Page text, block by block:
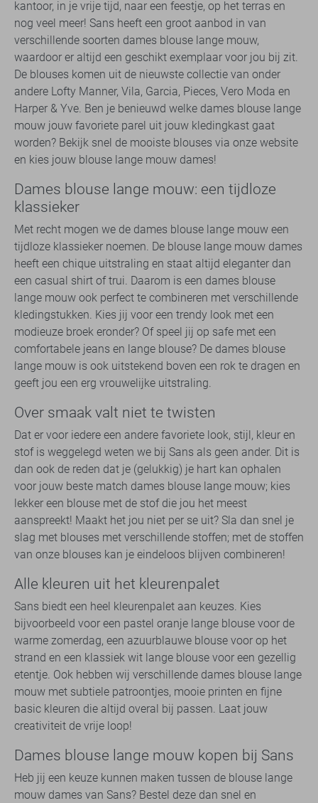
kantoor, in je vrije tijd, naar een feestje, op het terras en
nog veel meer! Sans heeft een groot aanbod in van
verschillende soorten dames blouse lange mouw,
waardoor er altijd een geschikt exemplaar voor jou bij zit.
De blouses komen uit de nieuwste collectie van onder
andere Lofty Manner, Vila, Garcia, Pieces, Vero Moda en
Harper & Yve. Ben je benieuwd welke dames blouse lange
mouw jouw favoriete parel uit jouw kledingkast gaat
worden? Bekijk snel de mooiste blouses via onze website
en kies jouw blouse lange mouw dames!
Dames blouse lange mouw: een tijdloze
klassieker
Met recht mogen we de dames blouse lange mouw een
tijdloze klassieker noemen. De blouse lange mouw dames
heeft een chique uitstraling en staat altijd eleganter dan
een casual shirt of trui. Daarom is een dames blouse
lange mouw ook perfect te combineren met verschillende
kledingstukken. Kies jij voor een trendy look met een
modieuze broek eronder? Of speel jij op safe met een
comfortabele jeans en lange blouse? De dames blouse
lange mouw is ook uitstekend boven een rok te dragen en
geeft jou een erg vrouwelijke uitstraling.
Over smaak valt niet te twisten
Dat er voor iedere een andere favoriete look, stijl, kleur en
stof is weggelegd weten we bij Sans als geen ander. Dit is
dan ook de reden dat je (gelukkig) je hart kan ophalen
voor jouw beste match dames blouse lange mouw; kies
lekker een blouse met de stof die jou het meest
aanspreekt! Maakt het jou niet per se uit? Sla dan snel je
slag met blouses met verschillende stoffen; met de stoffen
van onze blouses kan je eindeloos blijven combineren!
Alle kleuren uit het kleurenpalet
Sans biedt een heel kleurenpalet aan keuzes. Kies
bijvoorbeeld voor een pastel oranje lange blouse voor de
warme zomerdag, een azuurblauwe blouse voor op het
strand en een klassiek wit lange blouse voor een gezellig
etentje. Ook hebben wij verschillende dames blouse lange
mouw met subtiele patroontjes, mooie printen en fijne
basic kleuren die altijd overal bij passen. Laat jouw
creativiteit de vrije loop!
Dames blouse lange mouw kopen bij Sans
Heb jij een keuze kunnen maken tussen de blouse lange
mouw dames van Sans? Bestel deze dan snel en